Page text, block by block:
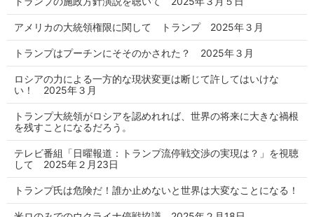
アメリカの大統領権限に関して トランプ 2025年３月
トランプはプーチンにそそのかされた？ 2025年３月
ロシアの力による一方的な現状変更は断じて許してはいけな
い！ 2025年３月
トランプ大統領がロシアを認めれれば、世界の将来に大きな禍根
を残すことになるだろう。
テレビ番組「日曜報道：トランプ流停戦交渉の実現は？」を視聴
して 2025年２月23日
トランプ氏は危険だ！誰か止めないと世界は大変なことになる！